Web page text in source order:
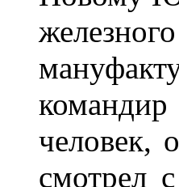
человек,
смотрел